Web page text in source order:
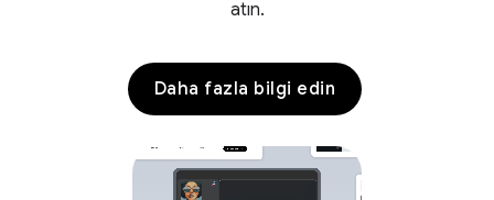
atın.
Daha fazla bilgi edin